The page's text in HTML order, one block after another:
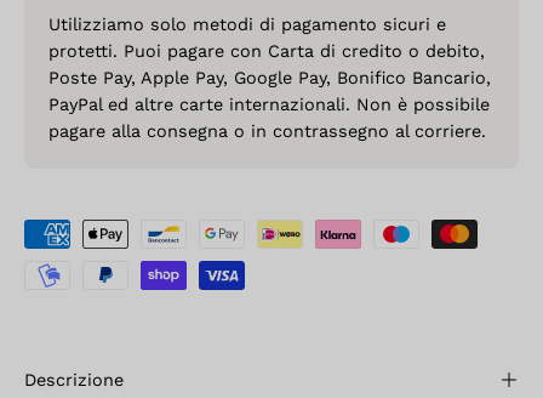
Utilizziamo solo metodi di pagamento sicuri e
protetti. Puoi pagare con Carta di credito o debito,
Poste Pay, Apple Pay, Google Pay, Bonifico Bancario,
PayPal ed altre carte internazionali. Non è possibile
pagare alla consegna o in contrassegno al corriere.
Descrizione